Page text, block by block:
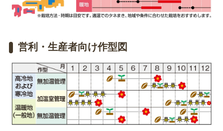
営利・生産者向け作型図